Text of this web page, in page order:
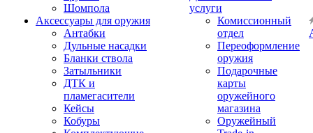
Шомпола
Аксессуары для оружия
Антабки
Дульные насадки
Бланки ствола
Затыльники
ДТК и
пламегасители
Кейсы
Кобуры
услуги
Комиссионный
отдел
Переоформление
оружия
Подарочные
карты
оружейного
магазина
Оружейный